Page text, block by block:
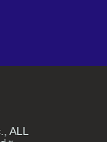
ALL